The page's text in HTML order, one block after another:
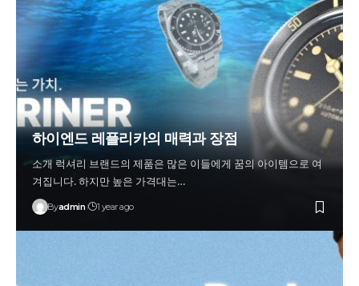
하이엔드 레플리카의 매력과 장점
소개 럭셔리 브랜드의 제품은 많은 이들에게 꿈의 아이템으로 여
겨집니다. 하지만 높은 가격대는…
Byadmin 1 year ago